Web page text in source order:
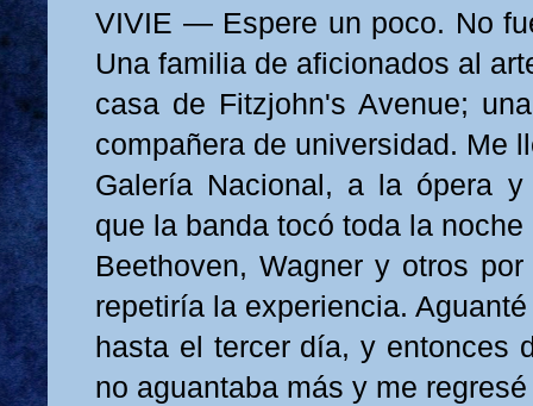
VIVIE — Espere un poco. No
Una familia de aficionados al
casa de Fitzjohn's Avenue;
compañera de universidad. Me
Galería Nacional, a la ópera
que la banda tocó toda la noche
Beethoven, Wagner y otros
repetiría la experiencia.
hasta el tercer día, y entonces
no aguantaba más y me